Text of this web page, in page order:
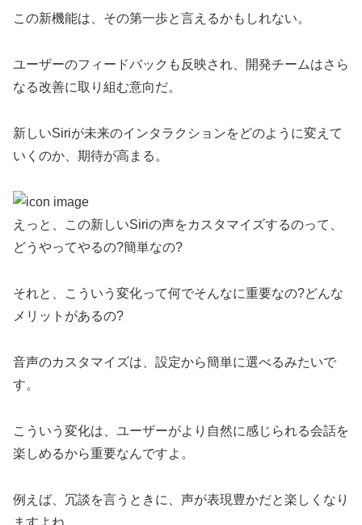
この新機能は、その第一歩と言えるかもしれない。
ユーザーのフィードバックも反映され、開発チームはさら
なる改善に取り組む意向だ。
新しいSiriが未来のインタラクションをどのように変えて
いくのか、期待が高まる。
えっと、この新しいSiriの声をカスタマイズするのって、
どうやってやるの?簡単なの?
それと、こういう変化って何でそんなに重要なの?どんな
メリットがあるの?
音声のカスタマイズは、設定から簡単に選べるみたいで
す。
こういう変化は、ユーザーがより自然に感じられる会話を
楽しめるから重要なんですよ。
例えば、冗談を言うときに、声が表現豊かだと楽しくなり
ますよね。